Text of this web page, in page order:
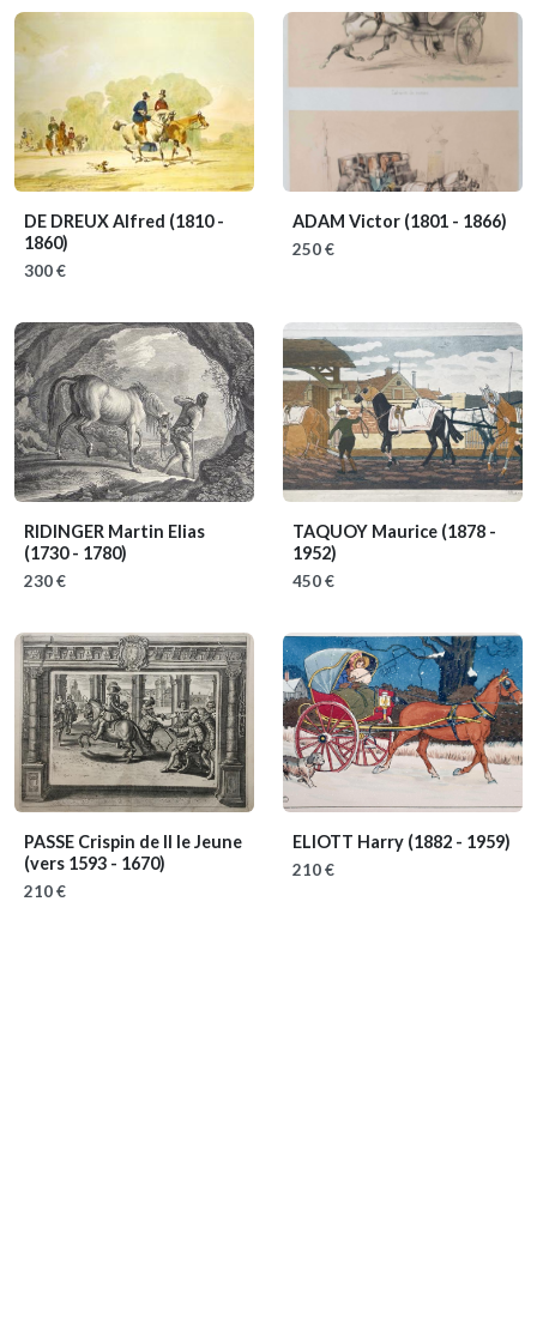
DE DREUX Alfred (1810 -
1860)
300 €
ADAM Victor (1801 - 1866)
250 €
RIDINGER Martin Elias
(1730 - 1780)
230 €
TAQUOY Maurice (1878 -
1952)
450 €
PASSE Crispin de II le Jeune
(vers 1593 - 1670)
210 €
ELIOTT Harry (1882 - 1959)
210 €